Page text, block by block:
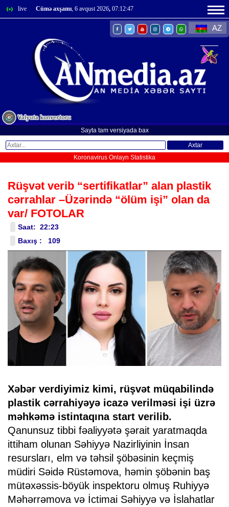
live Cümə axşamı, 6 avqust 2026, 07:12:48
AZ
Sayta tam versiyada bax
Axtar
Koronavirus Onlayn Statistika
Rüşvət verib “sertifikatlar” alan plastik
cərrahlar –Üzərində “ölüm işi” olan da
var/ FOTOLAR
Saat: 22:23
Baxış : 109
Xəbər verdiyimiz kimi, rüşvət müqabilində
plastik cərrahiyəyə icazə verilməsi işi üzrə
məhkəmə istintaqına start verilib.
Qanunsuz tibbi fəaliyyətə şərait yaratmaqda
ittiham olunan Səhiyyə Nazirliyinin İnsan
resursları, elm və təhsil şöbəsinin keçmiş
müdiri Səidə Rüstəmova, həmin şöbənin baş
mütəxəssis-böyük inspektoru olmuş Ruhiyyə
Məhərrəmova və İctimai Səhiyyə və İslahatlar